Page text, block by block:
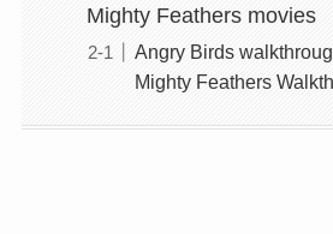
Mighty Feathers movies
Angry Birds
Mighty Feathers